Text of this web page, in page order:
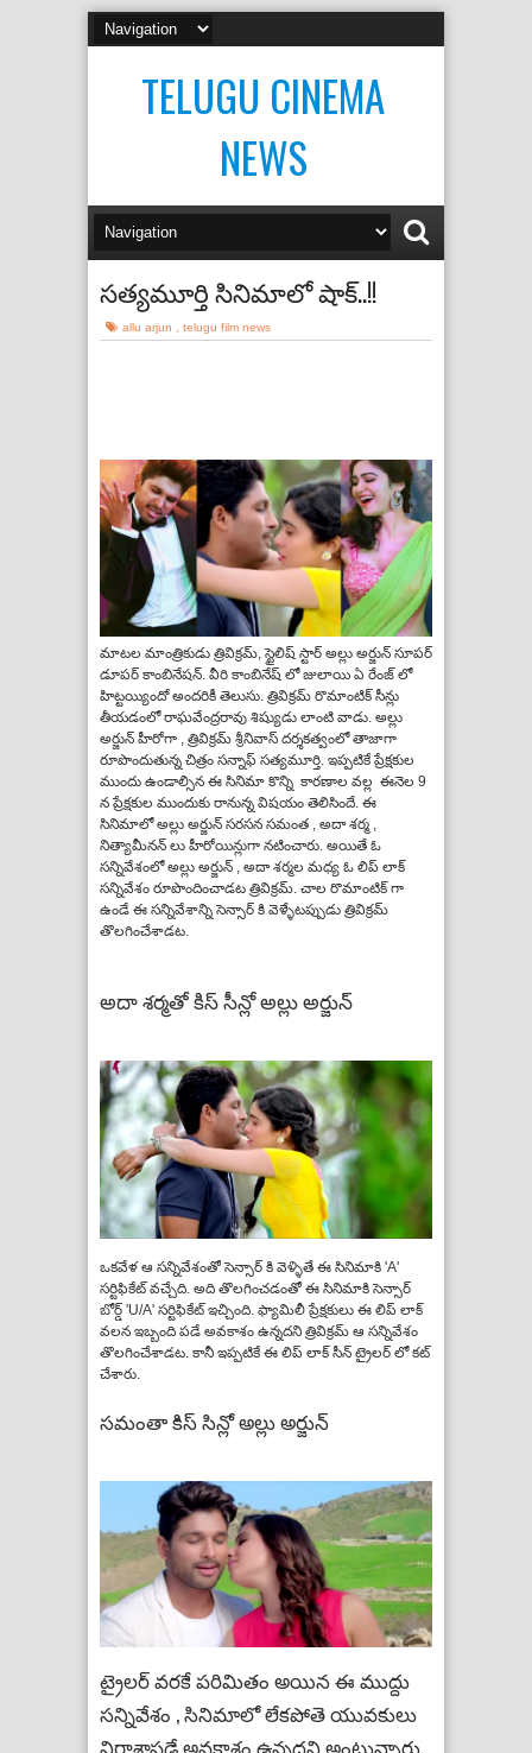
TELUGU CINEMA
NEWS
సత్యమూర్తి సినిమాలో షాక్..!!
allu arjun telugu film news
మాటల మాంత్రికుడు త్రివిక్రమ్, స్టైలిష్ స్టార్ అల్లు అర్జున్ సూపర్
డూపర్ కాంబినేషన్. వీరి కాంబినేష్ లో జులాయి ఏ రేంజ్ లో
హిట్టయ్యిందో అందరికీ తెలుసు. త్రివిక్రమ్ రొమాంటిక్ సీన్లు
తీయడంలో రాఘవేంద్రరావు శిష్యుడు లాంటి వాడు. అల్లు
అర్జున్ హీరోగా , త్రివిక్రమ్ శ్రీనివాస్ దర్శకత్వంలో తాజాగా
రూపొందుతున్న చిత్రం సన్నాఫ్ సత్యమూర్తి. ఇప్పటికే ప్రేక్షకుల
ముందు ఉండాల్సిన ఈ సినిమా కొన్ని కారణాల వల్ల ఈనెల 9
న ప్రేక్షకుల ముందుకు రానున్న విషయం తెలిసిందే. ఈ
సినిమాలో అల్లు అర్జున్ సరసన సమంత , అదా శర్మ ,
నిత్యామీనన్ లు హీరోయిన్లుగా నటించారు. అయితే ఓ
సన్నివేశంలో అల్లు అర్జున్ , అదా శర్మల మధ్య ఓ లిప్ లాక్
సన్నివేశం రూపొందించాడట త్రివిక్రమ్. చాల రొమాంటిక్ గా
ఉండే ఈ సన్నివేశాన్ని సెన్సార్ కి వెళ్ళేటప్పుడు త్రివిక్రమ్
తొలగించేశాడట.
అదా శర్మతో కిస్ సీన్లో అల్లు అర్జున్
ఒకవేళ ఆ సన్నివేశంతో సెన్సార్ కి వెళ్ళితే ఈ సినిమాకి 'A'
సర్టిఫికేట్ వచ్చేది. అది తొలగించడంతో ఈ సినిమాకి సెన్సార్
బోర్డ్ 'U/A' సర్టిఫికేట్ ఇచ్చింది. ఫ్యామిలీ ప్రేక్షకులు ఈ లిప్ లాక్
వలన ఇబ్బంది పడే అవకాశం ఉన్నదని త్రివిక్రమ్ ఆ సన్నివేశం
తొలగించేశాడట. కానీ ఇప్పటికే ఈ లిప్ లాక్ సీన్ ట్రైలర్ లో కట్
చేశారు.
సమంతా కిస్ సిన్లో అల్లు అర్జున్
ట్రైలర్ వరకే పరిమితం అయిన ఈ ముద్దు
సన్నివేశం , సినిమాలో లేకపోతె యువకులు
నిరాశాపడే అవకాశం ఉన్నదని అంటున్నారు.